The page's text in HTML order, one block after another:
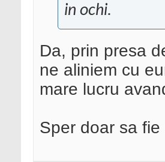
in ochi.
Da, prin presa
ne aliniem cu
mare lucru
Sper doar sa